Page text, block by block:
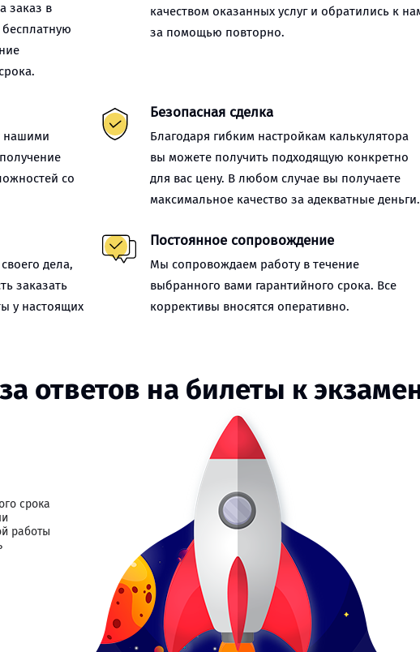
заказ в
качеством оказанных услуг и обратились к
за помощью повторно.
нашими
со
Безопасная сделка
Благодаря гибким настройкам калькулятора
вы можете получить подходящую конкретно
для вас цену. В любом случае вы получаете
максимальное качество за адекватные деньги.
дела,
заказать
у настоящих
Постоянное сопровождение
Мы сопровождаем работу в течение
выбранного вами гарантийного срока. Все
коррективы вносятся оперативно.
ответов на билеты к
срока
работы